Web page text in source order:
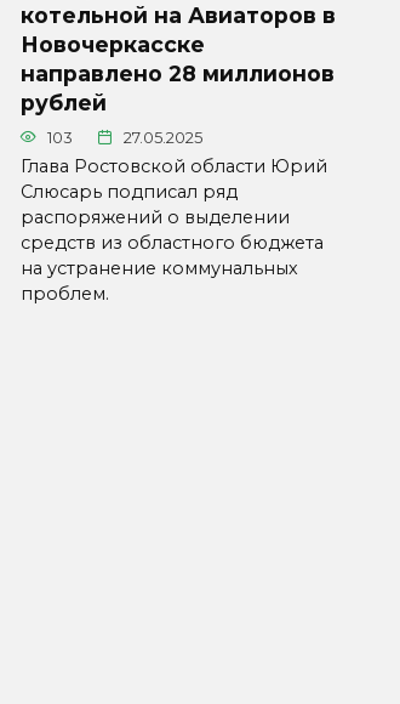
котельной на Авиаторов в
Новочеркасске
направлено 28 миллионов
рублей
103 27.05.2025
Глава Ростовской области Юрий
Слюсарь подписал ряд
распоряжений о выделении
средств из областного бюджета
на устранение коммунальных
проблем.